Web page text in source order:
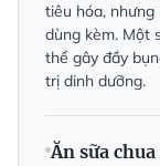
tiêu hóa, nhưng
dùng kèm. Một
thể gây đầy
trị dinh dưỡng.
Ăn sữa